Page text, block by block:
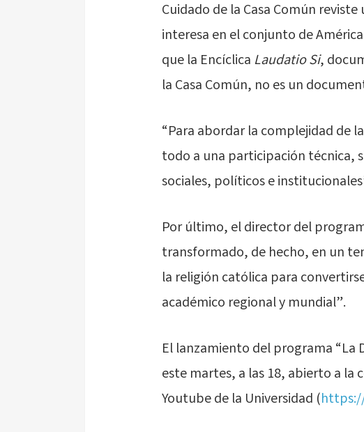
Cuidado de la Casa Común
interesa en el conjunto de
que la Encíclica Laudatio Si,
la Casa Común, no es un
“Para abordar la complejidad de
todo a una participación técnica,
sociales, políticos e
Por último, el director del
transformado, de hecho, en un
la religión católica para
académico regional y mundial”.
El lanzamiento del programa “La
este martes, a las 18, abierto a la
Youtube de la Universidad (